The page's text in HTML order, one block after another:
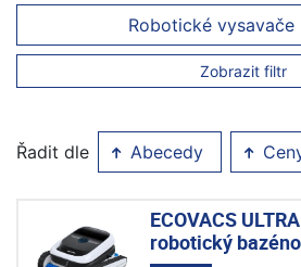
Robotické vysavače
Zobrazit filtr
Řadit dle Abecedy
ECOVACS
robotický